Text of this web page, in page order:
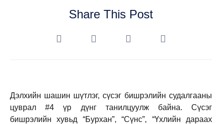
Share This Post
Дэлхийн шашин шүтлэг, сүсэг бишрэлийн судалгааны
цуврал #4 үр дүнг танилцуулж байна. Сүсэг
бишрэлийн хувьд “Бурхан”, “Сүнс”, “Үхлийн дараах